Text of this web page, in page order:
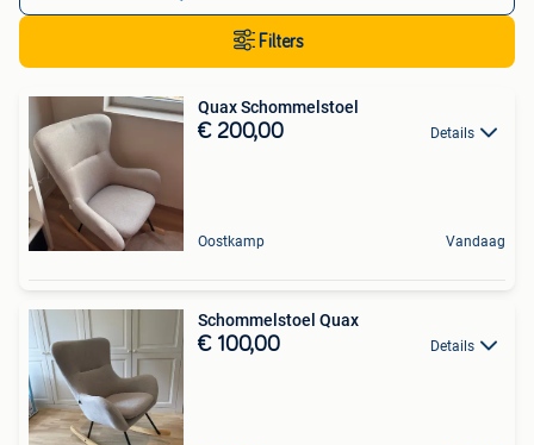
Filters
Quax Schommelstoel
€ 200,00 Details
Oostkamp Vandaag
Schommelstoel Quax
€ 100,00 Details